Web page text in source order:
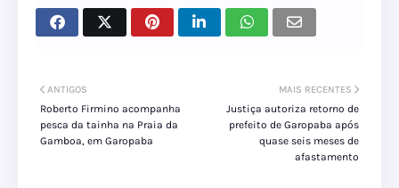
MAIS RECENTES
Justiça autoriza retorno de
prefeito de Garopaba após
quase seis meses de
afastamento
ANTIGOS
Roberto Firmino acompanha
pesca da tainha na Praia da
Gamboa, em Garopaba